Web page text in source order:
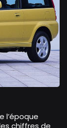
l’époque
chiffres de